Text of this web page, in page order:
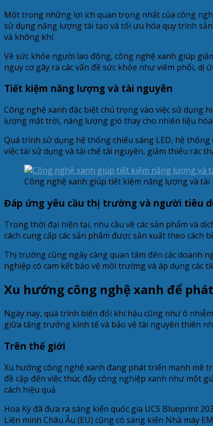
Một trong những lợi ích quan trọng nhất của công
sử dụng năng lượng tái tạo và tối ưu hóa quy trình
và không khí.
Về sức khỏe người lao động, công nghệ xanh giúp
nguy cơ gây ra các vấn đề sức khỏe như viêm phổi, dị
Tiết kiệm năng lượng và tài nguyên
Công nghệ xanh đặc biệt chú trọng vào việc sử dụng
lượng mặt trời, năng lượng gió thay cho nhiên liệu
Quá trình sử dụng hệ thống chiếu sáng LED, hệ
việc tái sử dụng và tái chế tài nguyên, giảm thiểu rác
Công nghệ xanh giúp tiết kiệm năng lượng và tài
Đáp ứng yêu cầu thị trường và người tiêu
Trong thời đại hiện tại, nhu cầu về các sản phẩm và
cách cung cấp các sản phẩm được sản xuất theo
Thị trường cũng ngày càng quan tâm đến các doanh
nghiệp có cam kết bảo vệ môi trường và áp dụng các
Xu hướng công nghệ xanh để
Ngày nay, quá trình biến đổi khí hậu cũng như ô
giữa tăng trưởng kinh tế và bảo vệ tài nguyên thiên
Trên thế giới
Xu hướng công nghệ xanh đang phát triển mạnh mẽ
đề cập đến việc thúc đẩy công nghiệp xanh như một
cách hiệu quả.
Hoa Kỳ đã đưa ra sáng kiến quốc gia UCS Blueprint
Liên minh Châu Âu (EU) cũng có sáng kiến Nhà máy